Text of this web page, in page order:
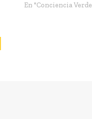
En "Conciencia